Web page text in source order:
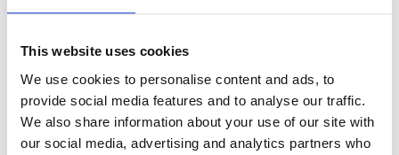
This website uses cookies
We use cookies to personalise content and ads, to
provide social media features and to analyse our traffic.
We also share information about your use of our site with
our social media, advertising and analytics partners who
Over ons
Visie & Missie